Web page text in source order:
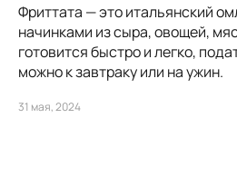
Фриттата — это итальянский
начинками из сыра, овощей,
готовится быстро и легко,
можно к завтраку или на ужин.
31 мая, 2024